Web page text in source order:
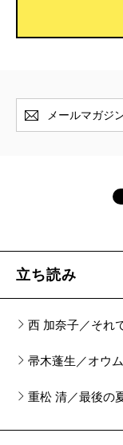
岸本 惟『迷子
十市 社『亜シ
ナカムラクニオ／
か？』
養老孟司／役に
大小田さくら
―』
メールマガジ
立ち読み
西 加奈子／それ
帚木蓬生／オウ
重松 清／最後の